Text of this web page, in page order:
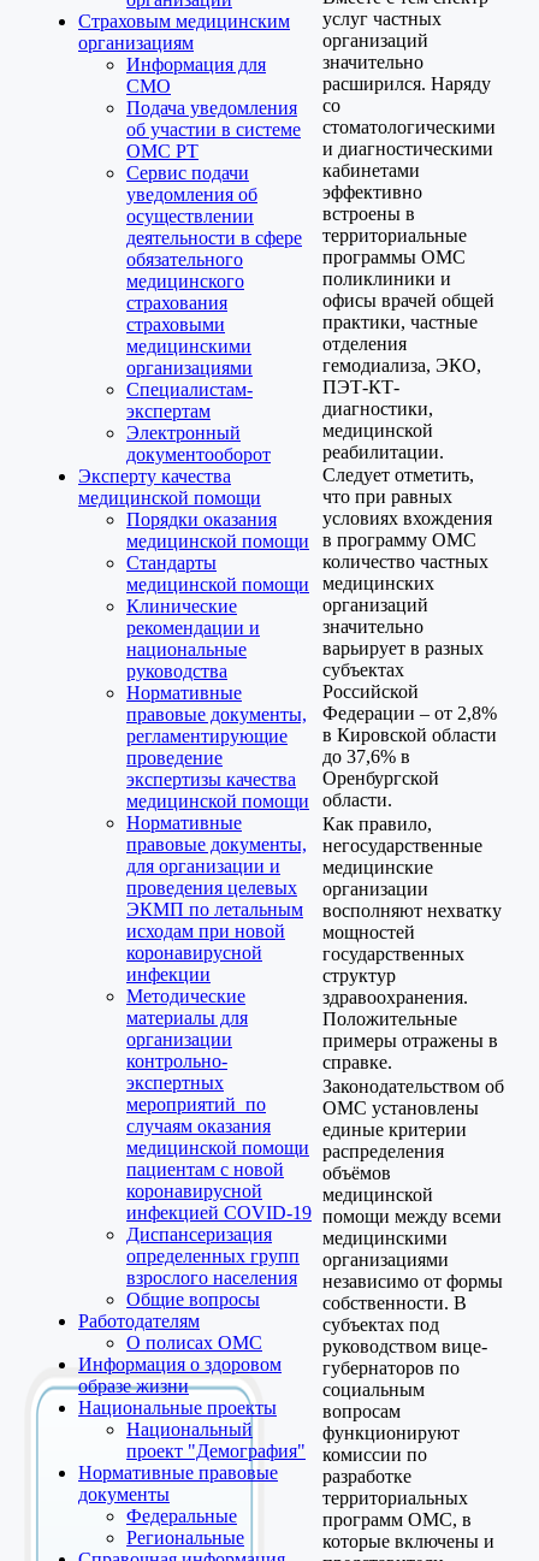
Страховым медицинским
организациям
Информация для
СМО
Подача уведомления
об участии в системе
ОМС РТ
Сервис подачи
уведомления об
осуществлении
деятельности в сфере
обязательного
медицинского
страхования
страховыми
медицинскими
организациями
Специалистам-
экспертам
Электронный
документооборот
Эксперту качества
медицинской помощи
Порядки оказания
медицинской помощи
Стандарты
медицинской помощи
Клинические
рекомендации и
национальные
руководства
Нормативные
правовые документы,
регламентирующие
проведение
экспертизы качества
медицинской помощи
Нормативные
правовые документы,
для организации и
проведения целевых
ЭКМП по летальным
исходам при новой
коронавирусной
инфекции
Методические
материалы для
организации
контрольно-
экспертных
мероприятий по
случаям оказания
медицинской помощи
пациентам с новой
коронавирусной
инфекцией COVID-19
Диспансеризация
определенных групп
взрослого населения
Общие вопросы
Работодателям
О полисах ОМС
Информация о здоровом
образе жизни
Национальные проекты
Национальный
проект "Демография"
Нормативные правовые
документы
Федеральные
Региональные
услуг частных
организаций
значительно
расширился. Наряду
со
стоматологическими
и диагностическими
кабинетами
эффективно
встроены в
территориальные
программы ОМС
поликлиники и
офисы врачей общей
практики, частные
отделения
гемодиализа, ЭКО,
ПЭТ-КТ-
диагностики,
медицинской
реабилитации.
Следует отметить,
что при равных
условиях вхождения
в программу ОМС
количество частных
медицинских
организаций
значительно
варьирует в разных
субъектах
Российской
Федерации – от 2,8%
в Кировской области
до 37,6% в
Оренбургской
области.
Как правило,
негосударственные
медицинские
организации
восполняют нехватку
мощностей
государственных
структур
здравоохранения.
Положительные
примеры отражены в
справке.
Законодательством об
ОМС установлены
единые критерии
распределения
объёмов
медицинской
помощи между всеми
медицинскими
организациями
независимо от формы
собственности. В
субъектах под
руководством вице-
губернаторов по
социальным
вопросам
функционируют
комиссии по
разработке
территориальных
программ ОМС, в
которые включены и